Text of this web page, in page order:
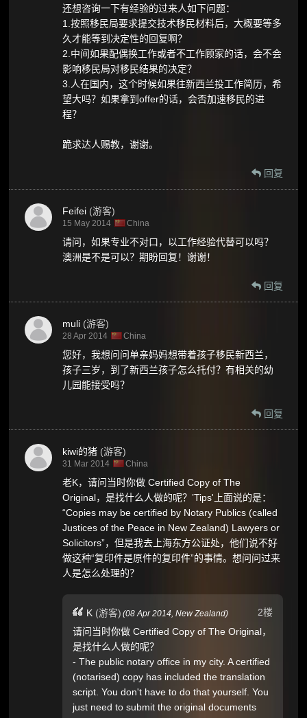
还想咨询一下有经验的过来人如下问题：
1.按照移民局要求提交技术移民材料后，大概要等多
久才能等到决定性的回复啊？
2.中间如果配偶换工作或者不工作顾家的话，会不会
影响移民局对移民结果的决定？
3.人在国内，这个时候如果往新西兰投工作简历，希
望大吗？如果拿到offer的话，会否加速移民的进
程？
跪求达人赐教，谢谢。
回复
Feifei (游客)
15 May 2014 China
请问，如果专业不对口，以工作经验代替可以吗？
澳洲是不是可以？期盼回复！谢谢！
回复
muli (游客)
28 Apr 2014 China
您好，我想问问单亲妈妈想带着孩子移民新西兰，
孩子三岁，到了新西兰孩子怎么托付？有相关的幼
儿园能接受吗？
回复
kiwi的猪 (游客)
31 Mar 2014 China
老K，请问当时你做 Certified Copy of The
Original，是找什么人做的呢？’Tips'上面说的是：
“Copies may be certified by Notary Publics (called
Justices of the Peace in New Zealand) Lawyers or
Solicitors”，但是我去上海东方公证处，他们说不好
做这种“复印件是原件的复印件”的事情。想问问过来
人是怎么处理的？
2楼
K (游客) (08 Apr 2014,New Zealand)
请问当时你做 Certified Copy of The Original，
是找什么人做的呢？
- The public notary office in my city. A certified
(notarised) copy has included the translation
script. You don't have to do that yourself. You
just need to submit the original documents